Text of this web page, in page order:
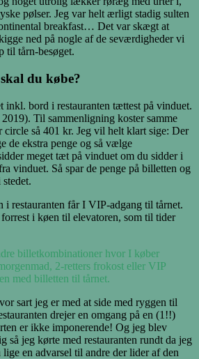
pølser. Jeg var helt ærligt stadig sulten
breakfast… Det var skægt at
ned på nogle af de seværdigheder vi
til tårn-besøget.
du købe?
inkl. bord i restauranten tættest på vinduet.
Til sammenligning koster samme
så 401 kr. Jeg vil helt klart sige: Der
de ekstra penge og så vælge
meget tæt på vinduet om du sidder i
vinduet. Så spar de penge på billetten og
i restauranten får I VIP-adgang til tårnet.
i køen til elevatoren, som til tider
billetkombinationer hvor I køber
2-retters frokost eller VIP
med billetten til tårnet.
sart jeg er med at side med ryggen til
drejer en omgang på en (1!!)
er ikke imponerende! Og jeg blev
så jeg kørte med restauranten rundt da jeg
en advarsel til andre der lider af den